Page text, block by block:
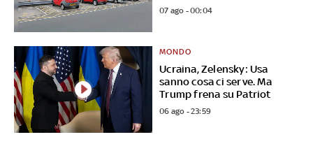
07 ago - 00:04
Ucraina, Zelensky: Usa
sanno cosa ci serve. Ma
Trump frena su Patriot
MONDO
06 ago - 23:59